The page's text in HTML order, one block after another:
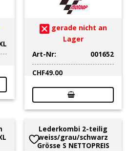
gerade nicht an
Lager
Art-Nr:
001652
CHF49.00
Lederkombi 2-teilig
weiss/grau/schwarz
Grösse S NETTOPREIS